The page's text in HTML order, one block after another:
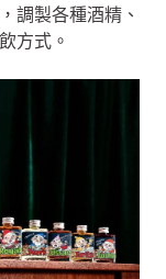
調製各種酒精、
方式。